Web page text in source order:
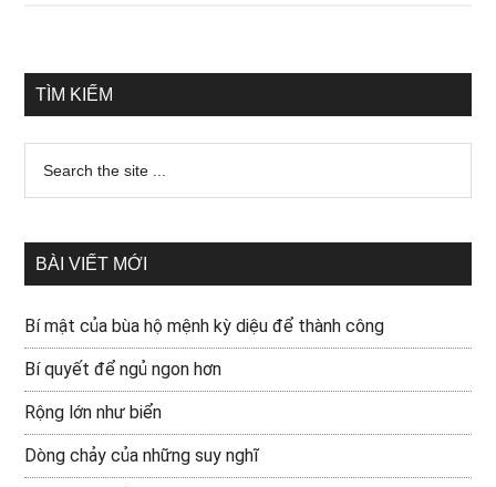
TÌM KIẾM
BÀI VIẾT MỚI
Bí mật của bùa hộ mệnh kỳ diệu để thành công
Bí quyết để ngủ ngon hơn
Rộng lớn như biển
Dòng chảy của những suy nghĩ